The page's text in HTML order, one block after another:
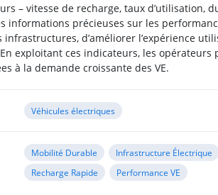
– vitesse de recharge, taux d’utilisation,
informations précieuses sur les
infrastructures, d’améliorer l’expérience
exploitant ces indicateurs, les opérateurs
à la demande croissante des VE.
Véhicules électriques
Mobilité Durable Infrastructure Électrique
Recharge Rapide
Performance VE